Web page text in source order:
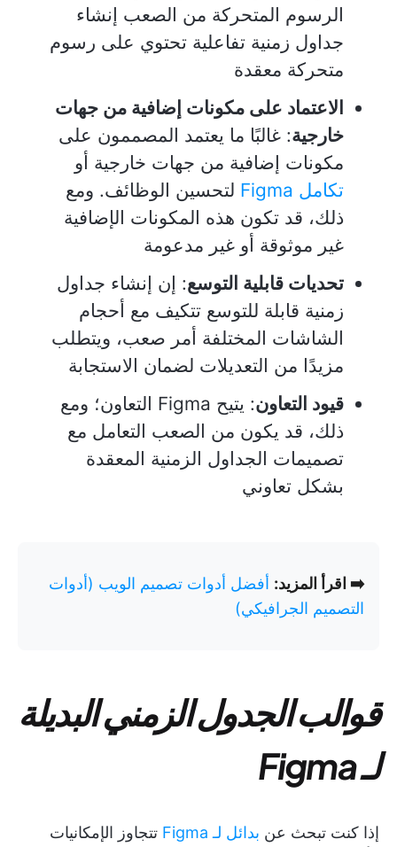
الرسوم المتحركة من الصعب إنشاء
جداول زمنية تفاعلية تحتوي على رسوم
متحركة معقدة
الاعتماد على مكونات إضافية من جهات
خارجية: غالبًا ما يعتمد المصممون على
مكونات إضافية من جهات خارجية أو
تكامل Figma
لتحسين الوظائف. ومع
ذلك، قد تكون هذه المكونات الإضافية
غير موثوقة أو غير مدعومة
تحديات قابلية التوسع: إن إنشاء جداول
زمنية قابلة للتوسع تتكيف مع أحجام
الشاشات المختلفة أمر صعب، ويتطلب
مزيدًا من التعديلات لضمان الاستجابة
قيود التعاون
: يتيح Figma التعاون؛ ومع
ذلك، قد يكون من الصعب التعامل مع
تصميمات الجداول الزمنية المعقدة
بشكل تعاوني
➡️ اقرأ المزيد: أفضل أدوات تصميم الويب (أدوات
التصميم الجرافيكي)
قوالب الجدول الزمني البديلة
لـ Figma
إذا كنت تبحث عن بدائل لـ Figma
تتجاوز الإمكانيات